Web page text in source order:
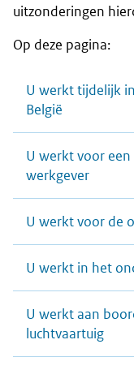
uitzonderingen
Op deze pagina:
U werkt tijdelijk
België
U werkt voor
werkgever
U werkt voor de
U werkt in het
U werkt aan
luchtvaartuig